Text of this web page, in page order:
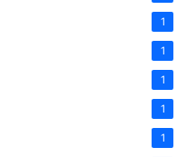
1
1
1
1
1